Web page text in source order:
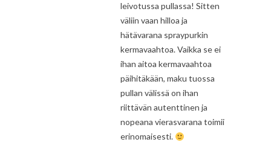
leivotussa pullassa! Sitten
väliin vaan hilloa ja
hätävarana spraypurkin
kermavaahtoa. Vaikka se ei
ihan aitoa kermavaahtoa
päihitäkään, maku tuossa
pullan välissä on ihan
riittävän autenttinen ja
nopeana vierasvarana toimii
erinomaisesti.